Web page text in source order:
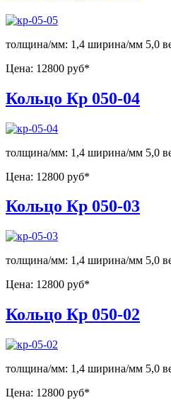
толщина/мм: 1,4 ширина/мм 5,0
Цена: 12800 руб*
Кольцо Кр 050-04
толщина/мм: 1,4 ширина/мм 5,0
Цена: 12800 руб*
Кольцо Кр 050-03
толщина/мм: 1,4 ширина/мм 5,0
Цена: 12800 руб*
Кольцо Кр 050-02
толщина/мм: 1,4 ширина/мм 5,0
Цена: 12800 руб*